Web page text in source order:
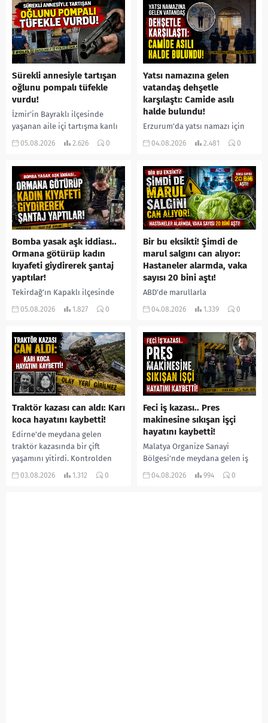
Sürekli annesiyle tartışan
oğlunu pompalı tüfekle
vurdu!
İzmir’in Bayraklı ilçesinde
yaşanan aile içi tartışma kanlı
bitti. İddiaya göre, uzun süredir
05.08.2026 2.626 0
Yatsı namazına gelen
vatandaş dehşetle
karşılaştı: Camide asılı
halde bulundu!
Erzurum’da yatsı namazı için
camiye gelen bir vatandaş,
yerine sevk edilen...
04.08.2026 2.481 0
Bomba yasak aşk iddiası..
Ormana götürüp kadın
kıyafeti giydirerek şantaj
yaptılar!
Tekirdağ’ın Kapaklı ilçesinde
bir kişiyi, arkadaşının eşiyle
kadın kıyafetleri giydirdiği,
özür videosu çektirip...
05.08.2026 1.827 0
Bir bu eksikti! Şimdi de
marul salgını can alıyor:
Hastaneler alarmda, vaka
sayısı 20 bini aştı!
ABD’de marullarla
ilişkilendirilen siklospora
salgında vaka sayısının 20 bini
aştığı belirtilirken, sağlık...
04.08.2026 1.339 0
Traktör kazası can aldı: Karı
koca hayatını kaybetti!
Edirne’de meydana gelen
traktör kazasında bir çift
yaşamını yitirdi. Kontrolden
çıkarak devrilen traktörün
03.08.2026 1.312 0
Feci iş kazası.. Pres
makinesine sıkışan işçi
hayatını kaybetti!
Malatya Organize Sanayi
Bölgesi’nde meydana gelen iş
kazasında, pres makinesine
04.08.2026 994 0